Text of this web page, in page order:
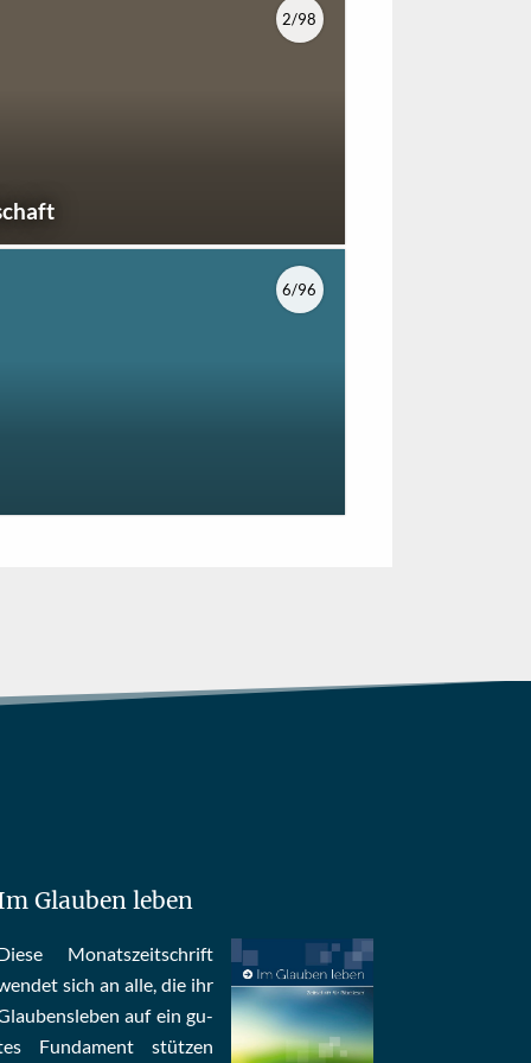
2/98
6/96
Glauben leben
Mo­nats­zeit­schrift
sich an alle, die ihr
auf ein gu­
Fun­da­ment stüt­zen